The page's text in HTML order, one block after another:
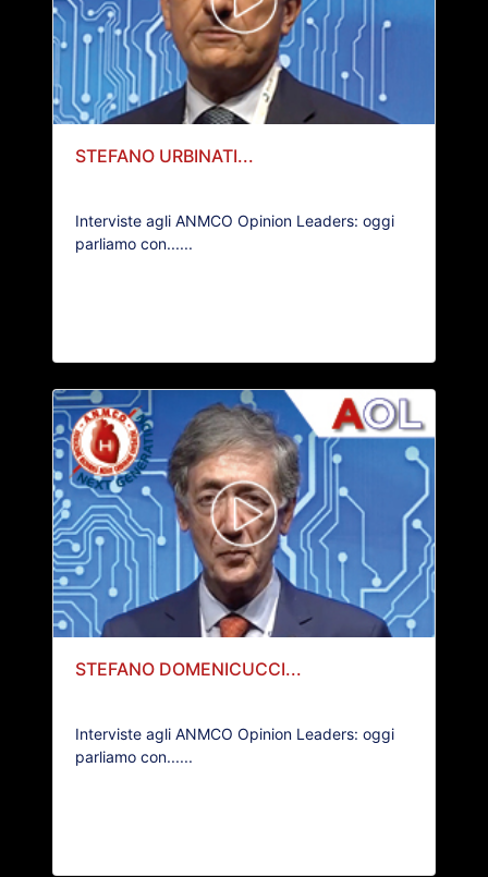
STEFANO URBINATI...
Interviste agli ANMCO Opinion Leaders: oggi
parliamo con......
STEFANO DOMENICUCCI...
Interviste agli ANMCO Opinion Leaders: oggi
parliamo con......